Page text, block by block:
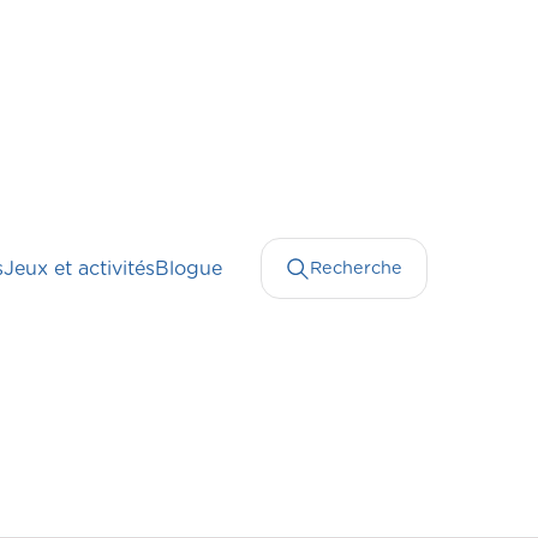
Jeux et activitésBlogue Recherche